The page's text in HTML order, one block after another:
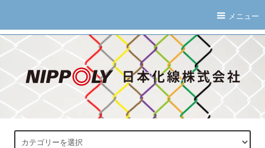
メニュー